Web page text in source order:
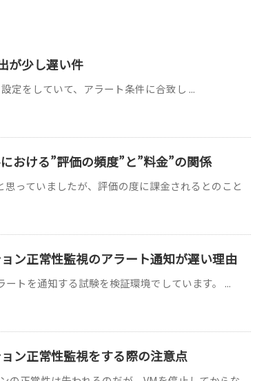
が少し遅い件
定をしていて、アラート条件に合致し ...
おける”評価の頻度”と”料金”の関係
っていましたが、評価の度に課金されるとのこと
ン正常性監視のアラート通知が遅い理由
トを通知する試験を検証環境でしています。 ...
ン正常性監視をする際の注意点